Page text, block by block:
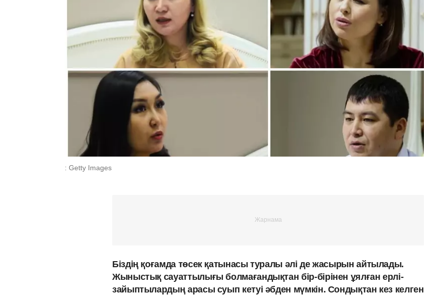
: Getty Images
Біздің қоғамда төсек қатынасы туралы әлі де жасырын айтылады.
Жыныстық сауаттылығы болмағандықтан бір-бірінен ұялған ерлі-
зайыптылардың арасы суып кетуі әбден мүмкін. Сондықтан кез келген